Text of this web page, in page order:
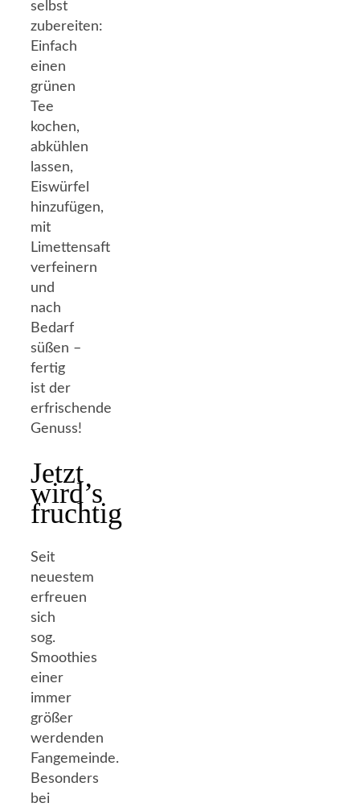
selbst
zubereiten:
Einfach
einen
grünen
Tee
kochen,
abkühlen
lassen,
Eiswürfel
hinzufügen,
mit
Limettensaft
verfeinern
und
nach
Bedarf
süßen –
fertig
ist der
erfrischende
Genuss!
Jetzt
wird’s
fruchtig
Seit
neuestem
erfreuen
sich
sog.
Smoothies
einer
immer
größer
werdenden
Fangemeinde.
Besonders
bei